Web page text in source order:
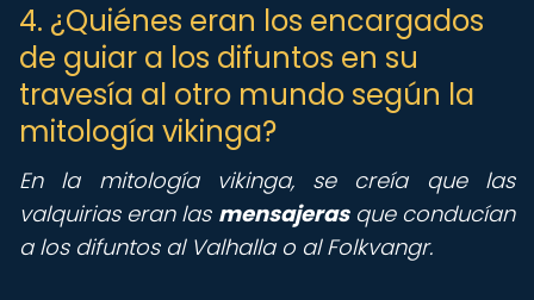
4. ¿Quiénes eran los encargados
de guiar a los difuntos en su
travesía al otro mundo según la
mitología vikinga?
En la mitología vikinga, se creía que las
valquirias eran las mensajerasque conducían
a los difuntos al Valhalla o al Folkvangr.